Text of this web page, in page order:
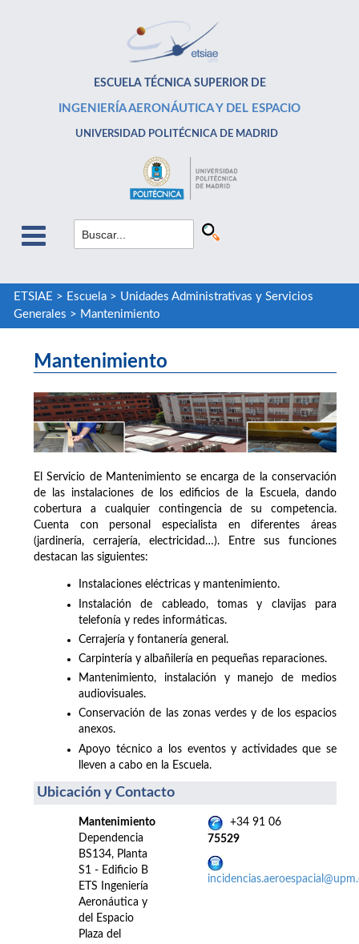
ESCUELA TÉCNICA SUPERIOR DE
INGENIERÍA AERONÁUTICA Y DEL ESPACIO
UNIVERSIDAD POLITÉCNICA DE MADRID
ETSIAE > Escuela> Unidades Administrativas y Servicios
Generales > Mantenimiento
Mantenimiento
El Servicio de Mantenimiento se encarga de la conservación
de las instalaciones de los edificios de la Escuela, dando
cobertura a cualquier contingencia de su competencia.
Cuenta con personal especialista en diferentes áreas
(jardinería, cerrajería, electricidad…). Entre sus funciones
destacan las siguientes:
Instalaciones eléctricas y mantenimiento.
Instalación de cableado, tomas y clavijas para
telefonía y redes informáticas.
Cerrajería y fontanería general.
Carpintería y albañilería en pequeñas reparaciones.
Mantenimiento, instalación y manejo de medios
audiovisuales.
Conservación de las zonas verdes y de los espacios
anexos.
Apoyo técnico a los eventos y actividades que se
lleven a cabo en la Escuela.
Ubicación y Contacto
Mantenimiento
Dependencia
BS134, Planta
S1 - Edificio B
ETS Ingeniería
Aeronáutica y
del Espacio
Plaza del
+34 91 06
75529